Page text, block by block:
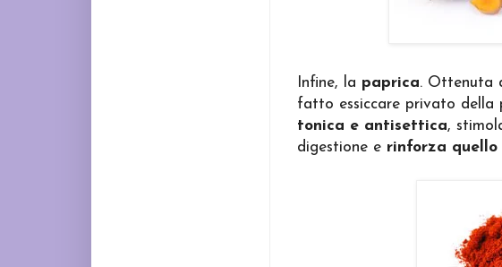
Infine, la paprica. Ottenuta
fatto essiccare privato della
tonica e antisettica,
digestione e rinforza